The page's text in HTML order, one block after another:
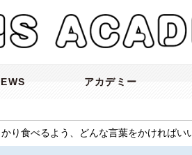
アカデミー
り食べるよう、どんな言葉をかければい